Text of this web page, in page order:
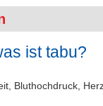
ist tabu?
Bluthochdruck,